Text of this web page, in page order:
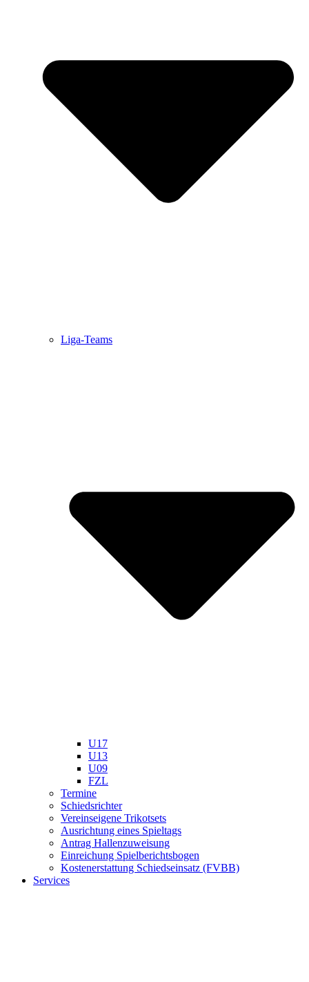
Liga-Teams
U17
U13
U09
FZL
Termine
Schiedsrichter
Vereinseigene Trikotsets
Ausrichtung eines Spieltags
Antrag Hallenzuweisung
Einreichung Spielberichtsbogen
Kostenerstattung Schiedseinsatz (FVBB)
Services